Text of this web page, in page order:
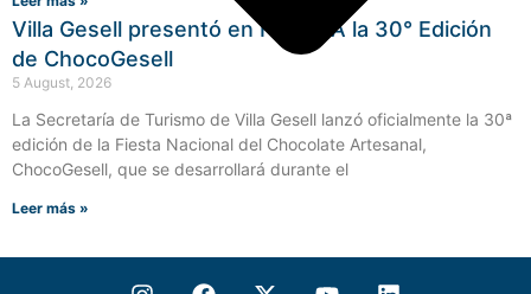
Villa Gesell presentó en FEHGRA la 30° Edición
de ChocoGesell
5 August, 2026
La Secretaría de Turismo de Villa Gesell lanzó oficialmente la 30ª
edición de la Fiesta Nacional del Chocolate Artesanal,
ChocoGesell, que se desarrollará durante el
Leer más »